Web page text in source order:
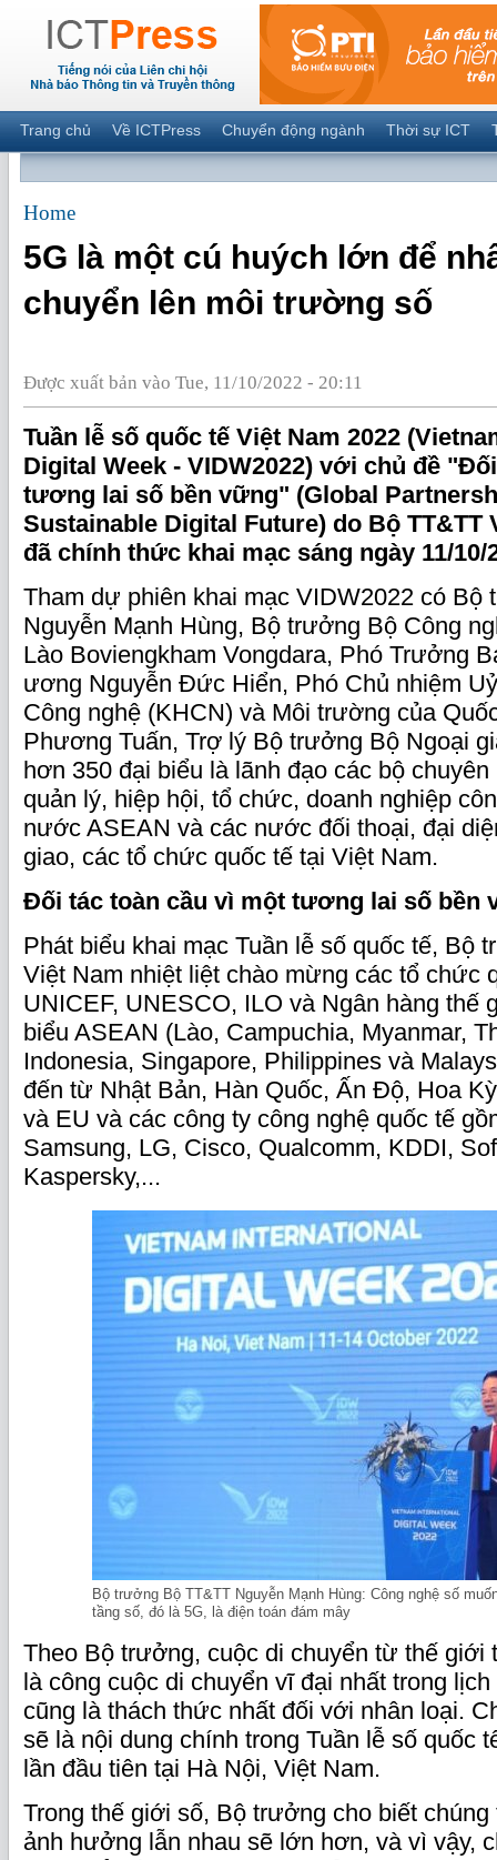
Trang chủ Về ICTPress Chuyển động ngành Thời sự ICT
Home
5G là một cú huých lớn để
chuyển lên môi trường số
Được xuất bản vào Tue, 11/10/2022 - 20:11
Tuần lễ số quốc tế Việt Nam 2022
Digital Week - VIDW2022) với chủ đề
tương lai số bền vững" (Global
Sustainable Digital Future) do Bộ TT&TT
đã chính thức khai mạc sáng ngày 11/10/
Tham dự phiên khai mạc VIDW2022 có Bộ
Nguyễn Mạnh Hùng, Bộ trưởng Bộ Công
Lào Boviengkham Vongdara, Phó Trưởng
ương Nguyễn Đức Hiển, Phó Chủ nhiệm
Công nghệ (KHCN) và Môi trường của
Phương Tuấn, Trợ lý Bộ trưởng Bộ Ngoại
hơn 350 đại biểu là lãnh đạo các bộ
quản lý, hiệp hội, tổ chức, doanh nghiệp
nước ASEAN và các nước đối thoại, đại
giao, các tổ chức quốc tế tại Việt Nam.
Đối tác toàn cầu vì một tương lai số bền
Phát biểu khai mạc Tuần lễ số quốc tế, Bộ
Việt Nam nhiệt liệt chào mừng các tổ chức
UNICEF, UNESCO, ILO và Ngân hàng thế
biểu ASEAN (Lào, Campuchia, Myanmar,
Indonesia, Singapore, Philippines và
đến từ Nhật Bản, Hàn Quốc, Ấn Độ, Hoa
và EU và các công ty công nghệ quốc tế
Samsung, LG, Cisco, Qualcomm, KDDI,
Kaspersky,...
Bộ trưởng Bộ TT&TT Nguyễn Mạnh Hùng: Công nghệ số
tầng số, đó là 5G, là điện toán đám mây
Theo Bộ trưởng, cuộc di chuyển từ thế giới
là công cuộc di chuyển vĩ đại nhất trong
cũng là thách thức nhất đối với nhân loại.
sẽ là nội dung chính trong Tuần lễ số quốc
lần đầu tiên tại Hà Nội, Việt Nam.
Trong thế giới số, Bộ trưởng cho biết
ảnh hưởng lẫn nhau sẽ lớn hơn, và vì vậy,